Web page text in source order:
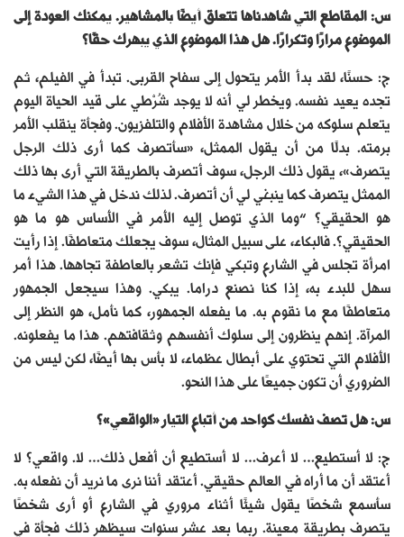
س: المقاطع التي شاهدناها تتعلق أيضًا بالمشاهير. يمكنك العودة إلى
الموضوع مرارًا وتكرارًا. هل هذا الموضوع الذي يبهرك حقًا؟
ج: حسنًا، لقد بدأ الأمر يتحول إلى سفاح القربى. تبدأ في الفيلم، ثم
تجده يعيد نفسه. ويخطر لي أنه لا يوجد شُرْطي على قيد الحياة اليوم
يتعلم سلوكه من خلال مشاهدة الأفلام والتلفزيون. وفجأة ينقلب الأمر
برمته. بدلًا من أن يقول الممثل، «سأتصرف كما أرى ذلك الرجل
يتصرف»، يقول ذلك الرجل، سوف أتصرف بالطريقة التي أرى بها ذلك
الممثل يتصرف كما ينبغي لي أن أتصرف. لذلك ندخل في هذا الشيء ما
هو الحقيقي؟ “وما الذي توصل إليه الأمر في الأساس هو ما هو
الحقيقي؟. فالبكاء، على سبيل المثال، سوف يجعلك متعاطفًا. إذا رأيت
امرأة تجلس في الشارع وتبكي فإنك تشعر بالعاطفة تجاهها. هذا أمر
سهل للبدء به، إذا كنا نصنع دراما. يبكي. وهذا سيجعل الجمهور
متعاطفًا مع ما نقوم به. ما يفعله الجمهور، كما نأمل، هو النظر إلى
المرآة. إنهم ينظرون إلى سلوك أنفسهم وثقافتهم. هذا ما يفعلونه.
الأفلام التي تحتوي على أبطال عظماء، لا بأس بها أيضًا، لكن ليس من
الضروري أن تكون جميعًا على هذا النحو.
س: هل تصف نفسك كواحد من أتباع التيار «الواقعي»؟
ج: لا أستطيع… لا أعرف… لا أستطيع أن أفعل ذلك… لا. واقعي؟ لا
أعتقد أن ما أراه في العالم حقيقي. أعتقد أننا نرى ما نريد أن نفعله به.
سأسمع شخصًا يقول شيئًا أثناء مروري في الشارع أو أرى شخصًا
يتصرف بطريقة معينة. ربما بعد عشر سنوات سيظهر ذلك فجأة في